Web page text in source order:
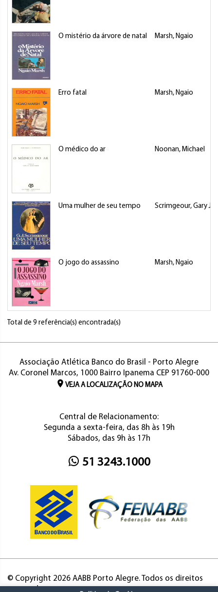
O mistério da árvore de natal Marsh, Ngaio
Erro fatal Marsh, Ngaio
O médico do ar Noonan, Michael
Uma mulher de seu tempo Scrimgeour, Gary
O jogo do assassino Marsh, Ngaio
Total de 9 referência(s) encontrada(s)
Associação Atlética Banco do Brasil - Porto Alegre
Av. Coronel Marcos, 1000 Bairro Ipanema CEP 91760-000
VEJA A LOCALIZAÇÃO NO MAPA
Central de Relacionamento:
Segunda a sexta-feira, das 8h às 19h
Sábados, das 9h às 17h
51 3243.1000
© Copyright 2026 AABB Porto Alegre. Todos os direitos